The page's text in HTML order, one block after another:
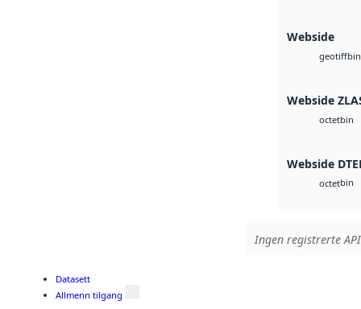
Webside
geotiffbin
Webside
octetbin
Webside
octetbin
Ingen registrerte
Datasett
Allmenn tilgang